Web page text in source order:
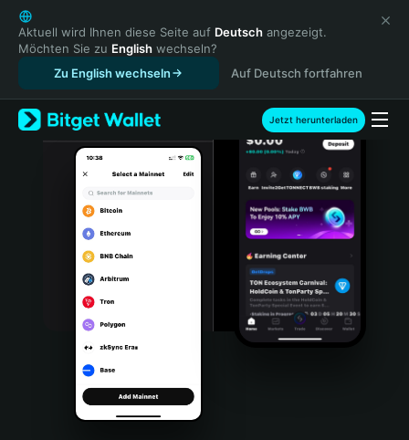
English
日本語
Tiếng Việt
Русский
Español (Latinoamérica)
Türkçe
Italiano
Português (Portugal)
Bahasa Indonesia
Português (Brasil)
Español (Argentina)
Aktuell wird Ihnen diese Seite auf Deutsch angezeigt.
Möchten Sie zu English wechseln?
Zu English wechseln
Auf Deutsch fortfahren
Jetzt herunterladen